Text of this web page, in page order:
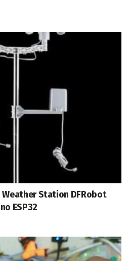
Station DFRobot
ESP32